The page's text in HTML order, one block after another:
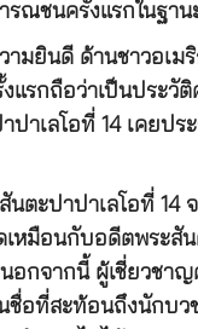
ณชนครั้งแรกในฐา
มยินดี ด้านชาวอเม
แรกถือว่าเป็นประ
ปาเลโอที่ 14 เคย
ตะปาปาเลโอที่ 14
เหมือนกับอดีตพระสั
นอกจากนี้ ผู้เชี่ยวช
นชื่อที่สะท้อนถึงนัก